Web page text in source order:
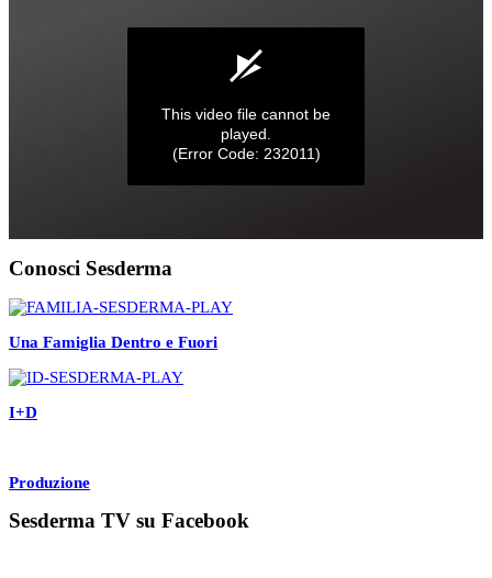
Conosci Sesderma
Una Famiglia Dentro e Fuori
I+D
Produzione
Sesderma TV su Facebook